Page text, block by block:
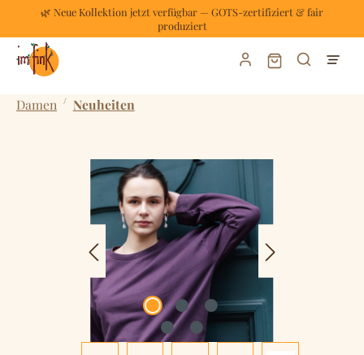
Zum Hauptinhalt springen
🌿 Neue Kollektion jetzt verfügbar — GOTS-zertifiziert & fair
produziert
Warenkorb
Damen / Neuheiten
Bildergalerie überspringen